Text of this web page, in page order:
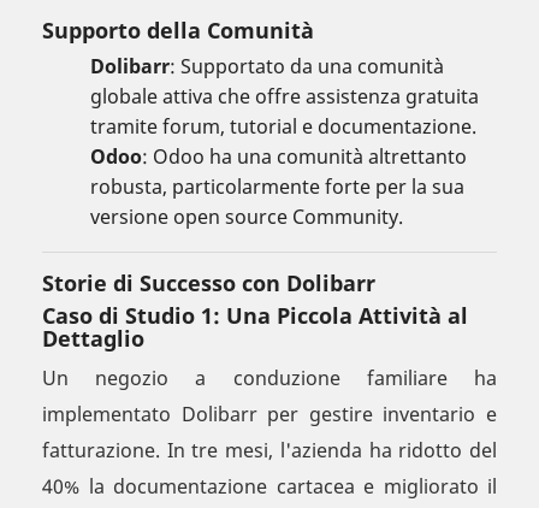
Supporto della Comunità
Dolibarr: Supportato da una comunità
globale attiva che offre assistenza gratuita
tramite forum, tutorial e documentazione.
Odoo: Odoo ha una comunità altrettanto
robusta, particolarmente forte per la sua
versione open source Community.
Storie di Successo con Dolibarr
Caso di Studio 1: Una Piccola Attività al
Dettaglio
Un negozio a conduzione familiare ha
implementato Dolibarr per gestire inventario e
fatturazione. In tre mesi, l'azienda ha ridotto del
40% la documentazione cartacea e migliorato il